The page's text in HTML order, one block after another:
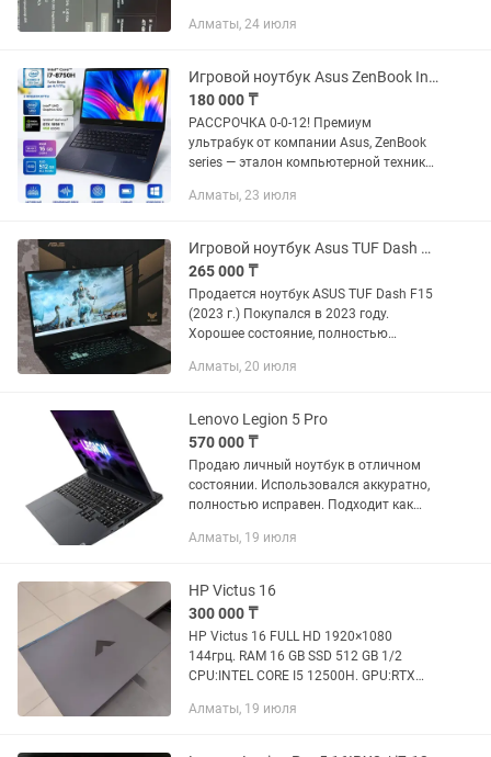
Core(TM) i5-9300H (Зарядка сломана)
Алматы, 24 июля
Игровой ноутбук Asus ZenBook IntelCorei7-8750H! GeForce GTX 1050Ti!
180 000 ₸
РАССРОЧКА 0-0-12! Премиум
ультрабук от компании Asus, ZenBook
series — эталон компьютерной техники,
вычислительных мощностей,
Алматы, 23 июля
Игровой ноутбук Asus TUF Dash F15 в отличном состоянии
265 000 ₸
Продается ноутбук ASUS TUF Dash F15
(2023 г.) Покупался в 2023 году.
Хорошее состояние, полностью
использованию. Комплектация:
Алматы, 20 июля
Lenovo Legion 5 Pro
570 000 ₸
Продаю личный ноутбук в отличном
состоянии. Использовался аккуратно,
полностью исправен. Подходит как
игр. Характеристики: • AMD Ryzen 5
Алматы, 19 июля
HP Victus 16
300 000 ₸
HP Victus 16 FULL HD 1920×1080
144грц. RAM 16 GB SSD 512 GB 1/2
CPU:INTEL CORE I5 12500H. GPU:RTX
сентябре 2023 года.
Алматы, 19 июля